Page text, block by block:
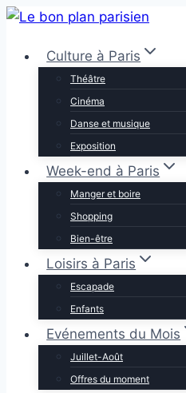
Aller
contenuCulture à Paris
Théâtre
Cinéma
Danse et musique
Exposition
Week-end à Paris
Manger et boire
Shopping
Bien-être
Loisirs à Paris
Escapade
Enfants
Evénements du Mois
Juillet-Août
Offres du moment